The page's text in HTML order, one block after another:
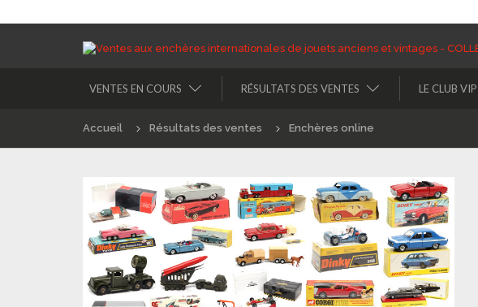
VENTES EN COURS RÉSULTATS DES VENTES LE CLUB VIP
Accueil Résultats des ventes Enchères online